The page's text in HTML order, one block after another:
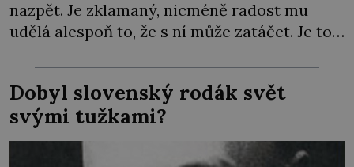
nazpět. Je zklamaný, nicméně radost mu
udělá alespoň to, že s ní může zatáčet. Je to
není hloupým výmyslem. Chce to jen víc
času a peněz, aby ji byl schopen sestrojit…
Síla páry ho […]
Dobyl slovenský rodák svět
svými tužkami?